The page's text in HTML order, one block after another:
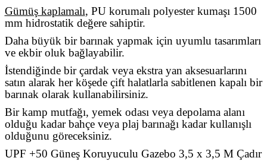
Gümüş kaplamalı, PU korumalı polyester kumaşı 1500
mm hidrostatik değere sahiptir.
Daha büyük bir barınak yapmak için uyumlu tasarımları
ve ekbir oluk bağlayabilir.
İstendiğinde bir çardak veya ekstra yan aksesuarlarını
satın alarak her köşede çift halatlarla sabitlenen kapalı bir
barınak olarak kullanabilirsiniz.
Bir kamp mutfağı, yemek odası veya depolama alanı
olduğu kadar bahçe veya plaj barınağı kadar kullanışlı
olduğunu göreceksiniz.
UPF +50 Güneş Koruyuculu Gazebo 3,5 x 3,5 M Çadır